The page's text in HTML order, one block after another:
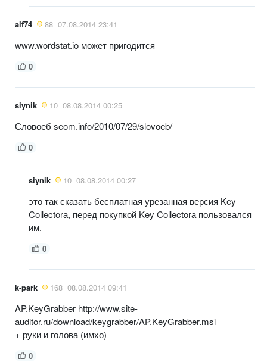
alf74 88 07.08.2014 23:41
www.wordstat.io может пригодится
0
siynik 10 08.08.2014 00:25
Словоеб seom.info/2010/07/29/slovoeb/
0
siynik 10 08.08.2014 00:27
это так сказать бесплатная урезанная версия Key
Collectorа, перед покупкой Key Collectorа пользовался
им.
0
k-park 168 08.08.2014 09:41
AP.KeyGrabber http://www.site-
auditor.ru/download/keygrabber/AP.KeyGrabber.msi
+ руки и голова (имхо)
0